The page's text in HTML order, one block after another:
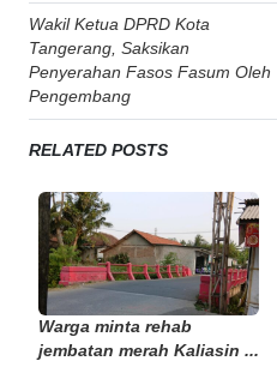
Post
navigation
Wakil Ketua DPRD Kota
Tangerang, Saksikan
Penyerahan Fasos Fasum Oleh
Pengembang
RELATED POSTS
Warga minta rehab
jembatan merah Kaliasin ...